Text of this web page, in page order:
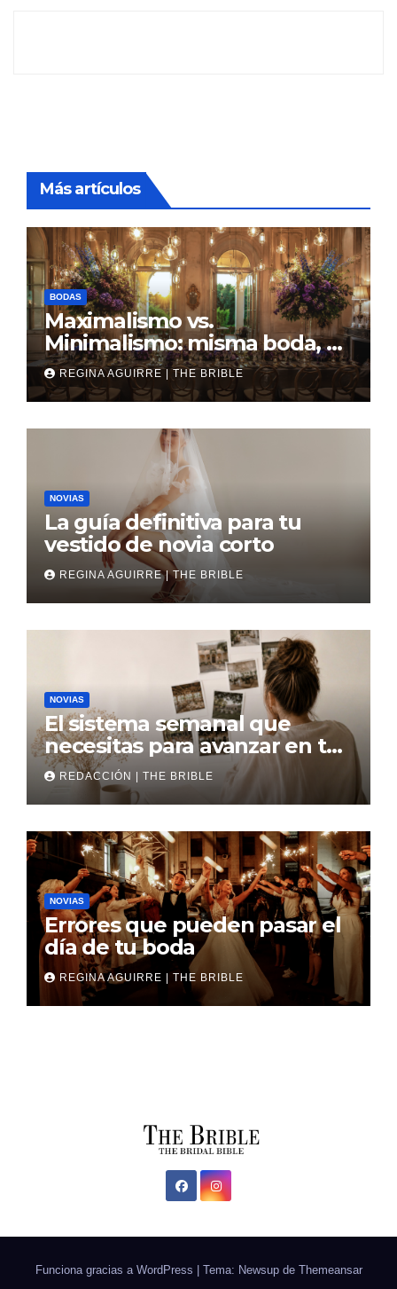
Más artículos
BODAS
Maximalismo vs.
Minimalismo: misma boda, al
revés
REGINA AGUIRRE | THE BRIBLE
NOVIAS
La guía definitiva para tu
vestido de novia corto
REGINA AGUIRRE | THE BRIBLE
NOVIAS
El sistema semanal que
necesitas para avanzar en tu
boda
REDACCIÓN | THE BRIBLE
NOVIAS
Errores que pueden pasar el
día de tu boda
REGINA AGUIRRE | THE BRIBLE
Funciona gracias a WordPress Tema: Newsup de Themeansar